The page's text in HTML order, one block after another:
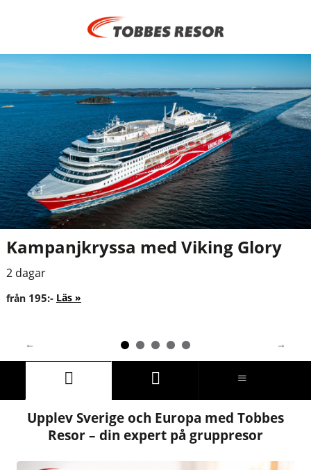
Kampanjkryssa med Viking Glory
2 dagar
från 195:- Läs
Upplev Sverige och Europa med Tobbes
Resor – din expert på gruppresor